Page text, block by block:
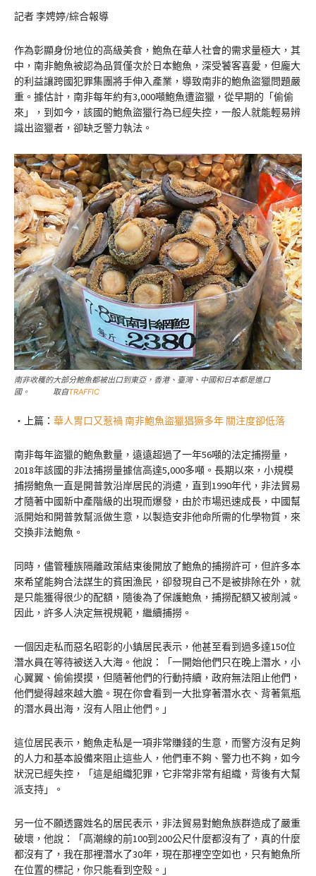
記者 李娉婷/綜合報導
作為彰顯身份地位的高級美食，鮑魚在華人社會的需求量極大，其
中，南非鮑魚被認為品質僅次於日本鮑魚，深受饕客喜愛，但龐大
的利益讓跨國犯罪集團將手伸入產業，導致南非的鮑魚盜獵問題嚴
重。據估計，南非每年約有3,000噸鮑魚遭盜獵，從早期的「偷偷
來」，到如今，該國的鮑魚盜獵行為已經失控，一般人就能輕易辨
識出盜獵者，卻缺乏警力執法。
南非收穫的大部分鮑魚都被出口到東亞，香港、臺灣、中國和日本都是進口
國。 取自TRAFFIC
‧上篇： 華人胃口又惹禍 南非鮑魚盜獵猖獗多年 關注度卻低落
南非每年盜獵的鮑魚數量，遠遠超過了一年56噸的法定捕撈量，
2018年該國的非法捕撈量據信高達5,000多噸。長期以來，小規模
捕撈鮑魚一直是開普敦沿岸居民的消遣，直到1990年代，非法貿易
才隨著中國新中產階級的出現而爆發，由於市場迅速成長，中國幫
派開始和開普敦幫派做生意，以製造安非他命所需的化學物質，來
交換非法鮑魚。
同時，儘管種族隔離政策結束後開放了鮑魚的捕撈許可，但許多本
來希望能夠合法謀生的貧困漁民，卻發現自己不是被排除在外，就
是只能獲得很少的配額，隨後為了保護鮑魚，捕撈配額又被削減。
因此，許多人決定無視規範，繼續捕撈。
一個因走私而惡名昭彰的小鎮居民表示，他甚至看到過多達150位
潛水員在等待被送入大海。他說：「一開始他們只在晚上潛水，小
心翼翼、偷偷摸摸，但隨著他們的行動持續，政府無法阻止他們，
他們變得越來越大膽。現在你會看到一大批穿著潛水衣、背著氣瓶
的潛水員出海，沒有人阻止他們。」
這位居民表示，鮑魚走私是一項非常賺錢的生意，而警方沒有足夠
的人力和基本設備來阻止這些人，他們車不夠、警力也不夠，如今
狀況已經失控，「這是組織犯罪，它非常非常有組織，背後有大幫
派支持」。
另一位不願透露姓名的居民表示，非法貿易對鮑魚族群造成了嚴重
破壞，他說：「高潮線的前100到200公尺什麼都沒有了，真的什麼
都沒有了，我在那裡潛水了30年，現在那裡空空如也，只有鮑魚所
在位置的標記，你只能看到空殼。」